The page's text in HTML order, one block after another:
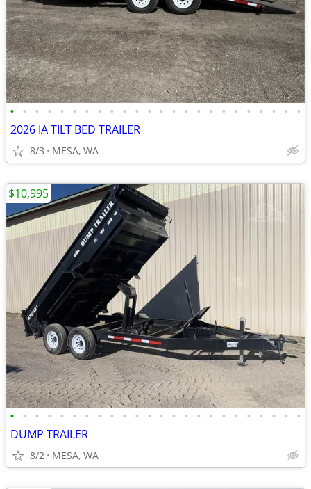
• • • • • • • • • • • • • • • • • • • • • • • •
2026 IA TILT BED TRAILER
8/3 MESA, WA
• • • • • • • • • • • • • • • • • • • • • • • •
DUMP TRAILER
8/2 MESA, WA
$10,995